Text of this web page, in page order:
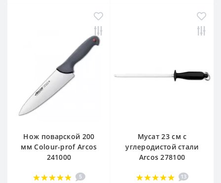
Нож поварской 200
мм Сolour-prof Arcos
241000
5
Мусат 23 см с
углеродистой стали
Arcos 278100
13